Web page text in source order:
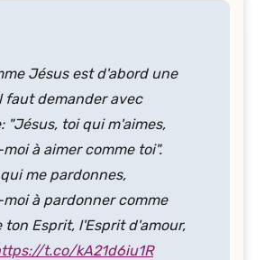
Jésus est d'abord une
faut demander avec
"Jésus, toi qui m'aimes,
à aimer comme toi".
me pardonnes,
à pardonner comme
ton Esprit, l'Esprit d'amour,
t.co/kA21d6iu1R